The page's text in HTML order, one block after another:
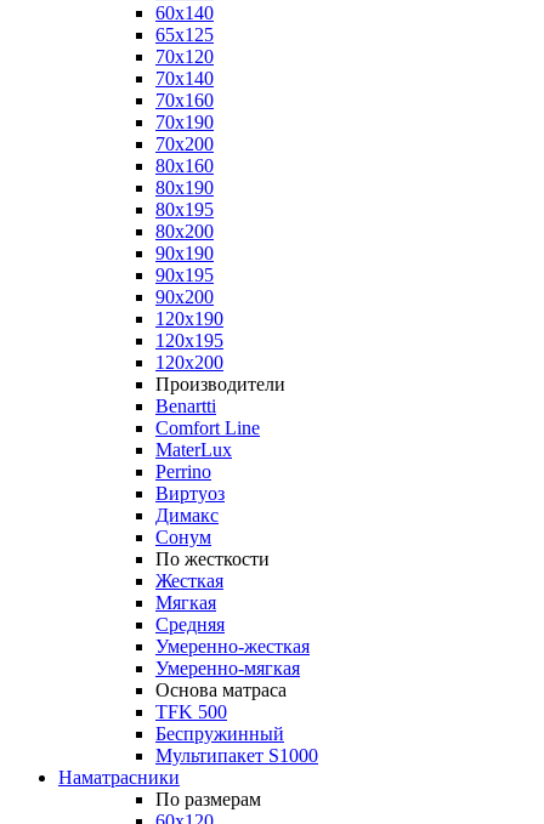
60x140
65x125
70x120
70x140
70x160
70x190
70x200
80x160
80x190
80x195
80x200
90x190
90x195
90x200
120x190
120x195
120x200
Производители
Benartti
Comfort Line
MaterLux
Perrino
Виртуоз
Димакс
Сонум
По жесткости
Жесткая
Мягкая
Средняя
Умеренно-жесткая
Умеренно-мягкая
Основа матраса
TFK 500
Беспружинный
Мультипакет S1000
Наматрасники
По размерам